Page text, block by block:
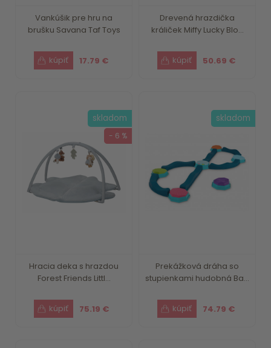
Vankúšik pre hru na
brušku Savana Taf Toys
17.79 €
Drevená hrazdička
králiček Miffy Lucky Blo...
50.69 €
Hracia deka s hrazdou
Forest Friends Littl...
75.19 €
skladom
- 6 %
Prekážková dráha so
stupienkami hudobná Ba...
74.79 €
skladom